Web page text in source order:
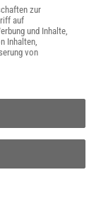
unserem Umgang
zur
auf
und Inhalte,
Inhalten,
von